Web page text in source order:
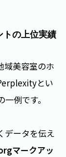
の上位実績
域美容室のホ
とい
例です。
データを伝え
マークアッ
3位を達
理店のホー
Google検索
3位以内の
容室・歯科医
プで「地域